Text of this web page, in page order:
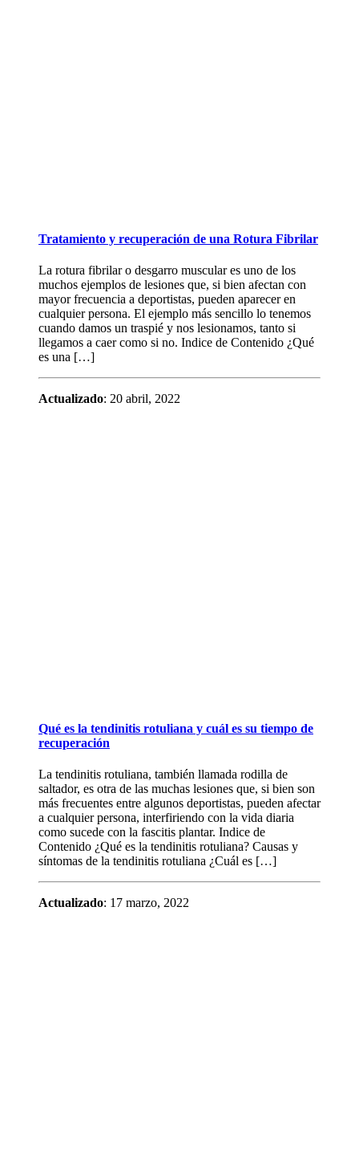
Tratamiento y recuperación de una Rotura Fibrilar
La rotura fibrilar o desgarro muscular es uno de los
muchos ejemplos de lesiones que, si bien afectan con
mayor frecuencia a deportistas, pueden aparecer en
cualquier persona. El ejemplo más sencillo lo tenemos
cuando damos un traspié y nos lesionamos, tanto si
llegamos a caer como si no. Indice de Contenido ¿Qué
es una […]
Actualizado: 20 abril, 2022
Qué es la tendinitis rotuliana y cuál es su tiempo de
recuperación
La tendinitis rotuliana, también llamada rodilla de
saltador, es otra de las muchas lesiones que, si bien son
más frecuentes entre algunos deportistas, pueden afectar
a cualquier persona, interfiriendo con la vida diaria
como sucede con la fascitis plantar. Indice de
Contenido ¿Qué es la tendinitis rotuliana? Causas y
síntomas de la tendinitis rotuliana ¿Cuál es […]
Actualizado: 17 marzo, 2022